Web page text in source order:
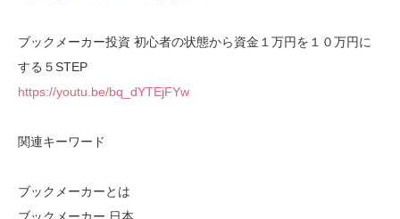
ブックメーカー投資 初心者の状態から資金１万円を１０万円に
する５STEP
https://youtu.be/bq_dYTEjFYw
関連キーワード
ブックメーカーとは
ブックメーカー 日本